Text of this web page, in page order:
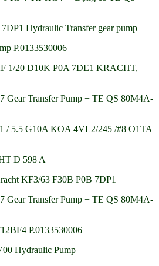
Hydraulic Transfer gear pump
P.0133530006
1/20 D10K P0A 7DE1 KRACHT,
Gear Transfer Pump + TE QS 80M4A-
/ 5.5 G10A KOA 4VL2/245 /#8 O1TA
D 598 A
KF3/63 F30B P0B 7DP1
Gear Transfer Pump + TE QS 80M4A-
P.0133530006
Hydraulic Pump